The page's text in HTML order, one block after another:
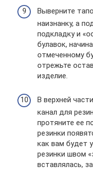
Выверните
наизнанку, а
подкладку и
булавок,
отмеченному
отрежьте
изделие.
В верхней
канал для
протяните ее
резинки
как вам будет
резинки швом
вставлялась,